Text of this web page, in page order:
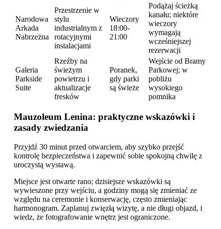
Narodowa
Arkada
Nabrzeżna
Przestrzenie w
stylu
industrialnym z
rotacyjnymi
instalacjami
Wieczory
18:00-
21:00
Podążaj ścieżką
kanału; niektóre
wieczory
wymagają
wcześniejszej
rezerwacji
Galeria
Parkside
Suite
Rzeźby na
świeżym
powietrzu i
aktualizacje
fresków
Poranek,
gdy parki
są świeże
Wejście od Bramy
Parkowej; w
pobliżu
wysokiego
pomnika
Mauzoleum Lenina: praktyczne wskazówki i
zasady zwiedzania
Przyjdź 30 minut przed otwarciem, aby szybko przejść
kontrolę bezpieczeństwa i zapewnić sobie spokojną chwilę z
uroczystą wystawą.
Miejsce jest otwarte rano; dzisiejsze wskazówki są
wywieszone przy wejściu, a godziny mogą się zmieniać ze
względu na ceremonie i konserwację, często zmieniając
harmonogram. Zaplanuj zwięzłą wizytę, a nie długi objazd, i
wiedz, że fotografowanie wnętrz jest ograniczone.